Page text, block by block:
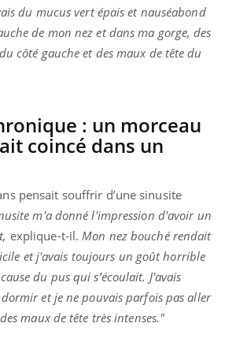
du mucus vert épais et nauséabond
de mon nez et dans ma gorge, des
côté gauche et des maux de tête du
: un morceau
coincé dans un
pensait souffrir d’une sinusite
m'a donné l'impression d'avoir un
explique-t-il. Mon nez bouché rendait
et j'avais toujours un goût horrible
du pus qui s’écoulait. J'avais
et je ne pouvais parfois pas aller
maux de tête très intenses."